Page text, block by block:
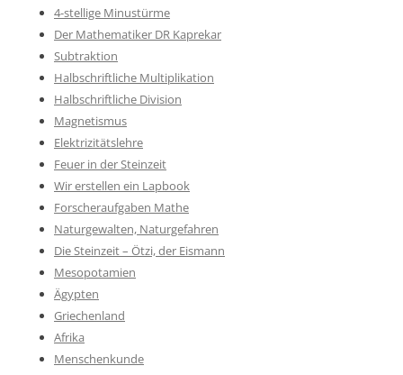
4-stellige Minustürme
Der Mathematiker DR Kaprekar
Subtraktion
Halbschriftliche Multiplikation
Halbschriftliche Division
Magnetismus
Elektrizitätslehre
Feuer in der Steinzeit
Wir erstellen ein Lapbook
Forscheraufgaben Mathe
Naturgewalten, Naturgefahren
Die Steinzeit – Ötzi, der Eismann
Mesopotamien
Ägypten
Griechenland
Afrika
Menschenkunde